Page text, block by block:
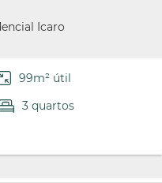
Icaro
99m² útil
3 quartos